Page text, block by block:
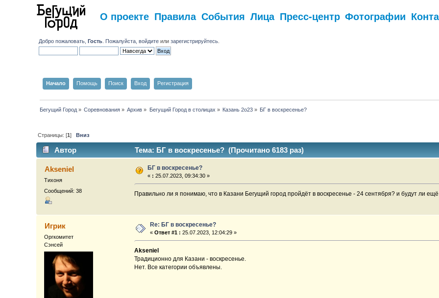
О проекте Правила События Лица Пресс-центр Фотографии
Добро пожаловать,Гость . Пожалуйста,войдите илизарегистрируйтесь
Начало Помощь Поиск Вход Регистрация
Бегущий Город» Соревнования» Архив » Бегущий Город в столицах » Казань 2о23» БГ в воскресенье?
Страницы: [1] Вниз
Автор Тема: БГ в воскресенье? (Прочитано 6183 раз)
Akseniel
Тихоня
Сообщений: 38
БГ в воскресенье?
« : 25.07.2023, 09:34:30 »
Правильно ли я понимаю, что в Казани Бегущий город пройдёт в воскресенье - 24 сентября? и будут ли
Игрик
Оргкомитет
Сэнсей
Re: БГ в воскресенье?
«Ответ #1 : 25.07.2023, 12:04:29 »
Akseniel
Традиционно для Казани - воскресенье.
Нет. Все категории объявлены.